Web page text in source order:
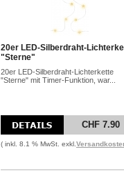
20er LED-Silberdraht-
"Sterne"
20er LED-Silberdraht-Lichterkette
"Sterne" mit Timer-Funktion, war...
CHF 7.90
( inkl. 8.1 % MwSt. exkl.